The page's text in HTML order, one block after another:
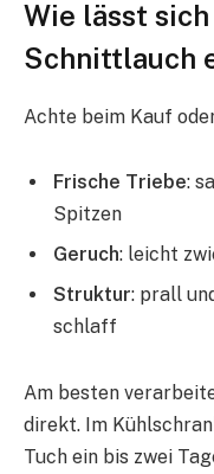
Wie lässt
Schnittlauch
Achte beim Kauf
Frische Triebe:
Spitzen
Geruch: leicht
Struktur: prall
schlaff
Am besten
direkt. Im
Tuch ein bis zwei